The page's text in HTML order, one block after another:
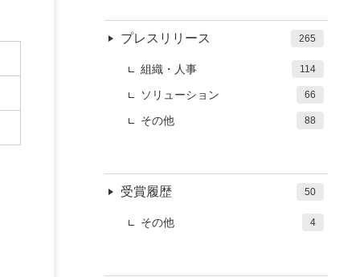
プレスリリース 265
組織・人事 114
ソリューション 66
その他 88
受賞履歴 50
その他 4